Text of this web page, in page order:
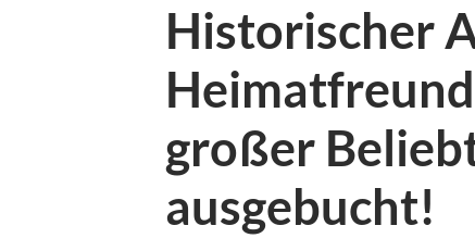
Historischer
großer
ausgebucht!